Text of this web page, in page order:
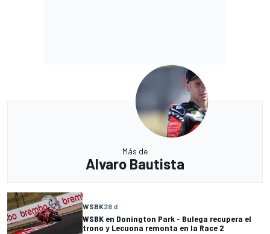
Más de
Alvaro Bautista
WSBK28 d
WSBK en Donington Park - Bulega recupera el
trono y Lecuona remonta en la Race 2